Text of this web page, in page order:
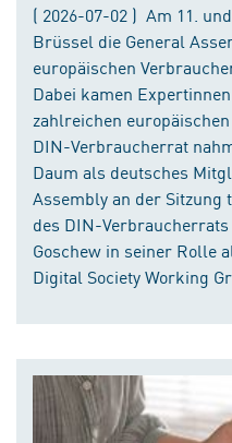
( 2026-07-02 ) Am 11.
Brüssel die General
europäischen
Dabei kamen
zahlreichen
DIN-Verbraucherrat
Daum als deutsches
Assembly an der Sitzung
des DIN-
Goschew in seiner Rolle
Digital Society Working